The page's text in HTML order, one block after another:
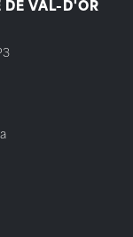
DE VAL-D'OR